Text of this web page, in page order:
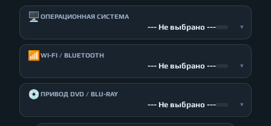
🖥️ ОПЕРАЦИОННАЯ СИСТЕМА
--- Не выбрано --- ▾
📶 WI-FI / BLUETOOTH
--- Не выбрано --- ▾
💿ПРИВОД DVD / BLU-RAY
--- Не выбрано --- ▾